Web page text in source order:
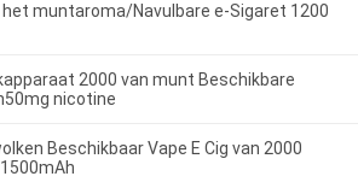
het muntaroma/Navulbare e-Sigaret 1200
2000 van munt Beschikbare
nicotine
Beschikbaar Vape E Cig van 2000